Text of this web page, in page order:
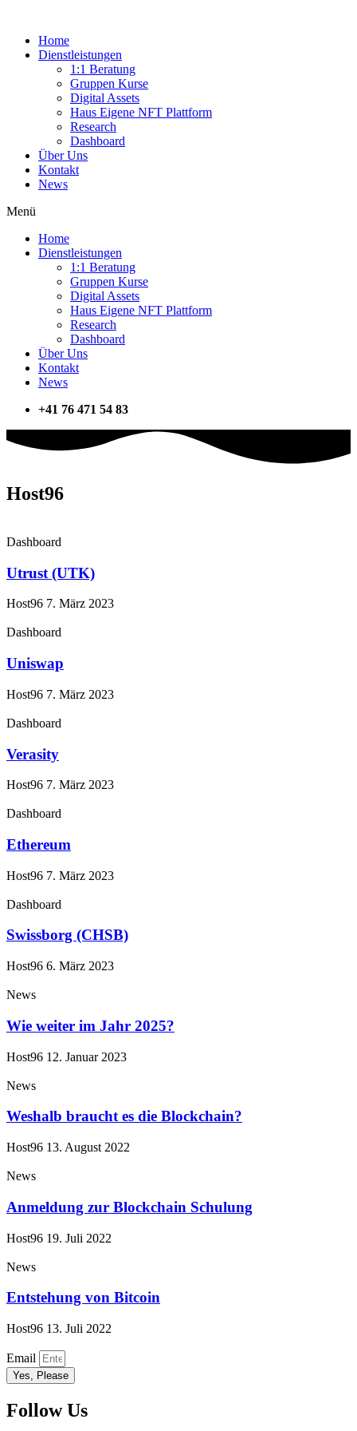
Home
Dienstleistungen
1:1 Beratung
Gruppen Kurse
Digital Assets
Haus Eigene NFT Plattform
Research
Dashboard
Über Uns
Kontakt
News
Menü
Home
Dienstleistungen
1:1 Beratung
Gruppen Kurse
Digital Assets
Haus Eigene NFT Plattform
Research
Dashboard
Über Uns
Kontakt
News
+41 76 471 54 83
Host96
Dashboard
Utrust (UTK)
Host96 7. März 2023
Dashboard
Uniswap
Host96 7. März 2023
Dashboard
Verasity
Host96 7. März 2023
Dashboard
Ethereum
Host96 7. März 2023
Dashboard
Swissborg (CHSB)
Host96 6. März 2023
News
Wie weiter im Jahr 2025?
Host96 12. Januar 2023
News
Weshalb braucht es die Blockchain?
Host96 13. August 2022
News
Anmeldung zur Blockchain Schulung
Host96 19. Juli 2022
News
Entstehung von Bitcoin
Host96 13. Juli 2022
Email
Yes, Please
Follow Us